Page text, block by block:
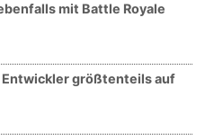
mit Battle Royale
größtenteils auf